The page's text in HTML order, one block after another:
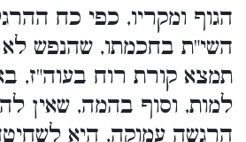
הגוף ומקריו, כפי כח
השי"ת בחכמתו, שהנפש
תמצא קורת רוח בעוה"ז,
למות, וסוף בהמה, שאין
הרגשה עמוקה, היא